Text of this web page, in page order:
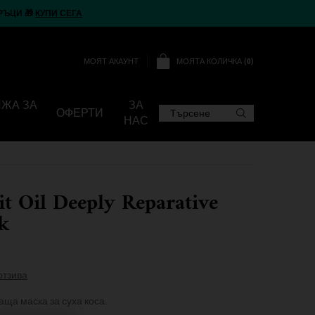
🎁 КУПИ СЕГА
МОЯТ АКАУНТ МОЯТА КОЛИЧКА 0
0 ПРОДУКТ
ЗА
ОФЕРТИ
ЗА
НАС
Търсене
Oil Deeply Reparative
маска за суха коса.